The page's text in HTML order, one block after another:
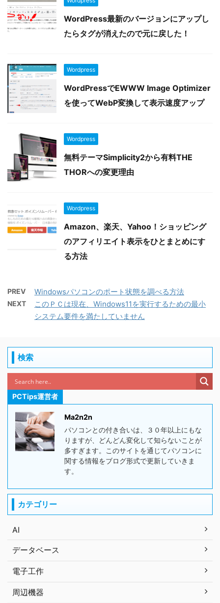
WordPress最新のバージョンにアップし
たらタグが消えたので元に戻した！
Wordpress
WordPressでEWWW Image Optimizer
を使ってWebP変換して表示速度アップ
Wordpress
無料テーマSimplicity2から有料THE
THORへの変更理由
Wordpress
Amazon、楽天、Yahoo！ショッピング
のアフィリエイト表示をひとまとめにす
る方法
PREV Windowsパソコンのポート状態を調べる方法
NEXT
このＰＣは現在、Windows11を実行するための最小
システム要件を満たしていません
検索
PCTips運営者
Ma2n2n
パソコンとの付き合いは、３０年以上にもな
りますが、どんどん変化して知らないことが
多すぎます。このサイトを通じてパソコンに
関する情報をブログ形式で更新していきま
す。
カテゴリー
AI
データベース
電子工作
周辺機器